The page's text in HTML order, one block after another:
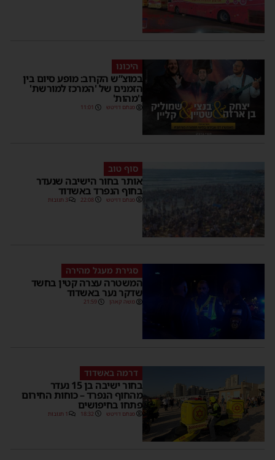
היכונו
במוצ”ש הקרוב: מופע סיום בין
הזמנים של 'המרכז למורשת'
ו'מהות'
מנחם דויטש 11:01
סוף טוב
אותר בחור הישיבה שנעדר
בחוף הנפרד באשדוד
מנחם דויטש 22:08 3 תגובות
סגירת מעגל מהירה
המשטרה עצרה קטין בחשד
שדקר נער באשדוד
משה קאהן 21:59
דרמה באשדוד
בחור ישיבה בן 15 נעדר
מהחוף הנפרד – כוחות החירום
פתחו בחיפושים
מנחם דויטש 18:32 1 תגובות